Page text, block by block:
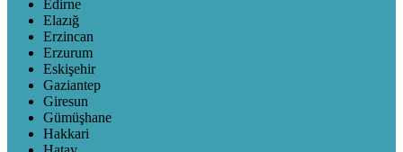
Edirne
Elazığ
Erzincan
Erzurum
Eskişehir
Gaziantep
Giresun
Gümüşhane
Hakkari